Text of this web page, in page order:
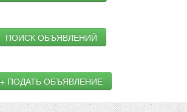
ПОИСК ОБЪЯВЛЕНИЙ
+ ПОДАТЬ ОБЪЯВЛЕНИЕ